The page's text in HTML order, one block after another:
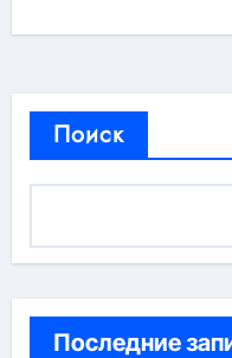
Поиск
Последние